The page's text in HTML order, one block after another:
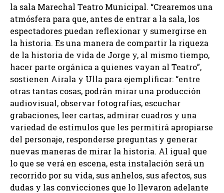
la sala Marechal Teatro Municipal. “Crearemos una
atmósfera para que, antes de entrar a la sala, los
espectadores puedan reflexionar y sumergirse en
la historia. Es una manera de compartir la riqueza
de la historia de vida de Jorge y, al mismo tiempo,
hacer parte orgánica a quienes vayan al Teatro”,
sostienen Airala y Ulla para ejemplificar: “entre
otras tantas cosas, podrán mirar una producción
audiovisual, observar fotografías, escuchar
grabaciones, leer cartas, admirar cuadros y una
variedad de estímulos que les permitirá apropiarse
del personaje, responderse preguntas y generar
nuevas maneras de mirar la historia. Al igual que
lo que se verá en escena, esta instalación será un
recorrido por su vida, sus anhelos, sus afectos, sus
dudas y las convicciones que lo llevaron adelante